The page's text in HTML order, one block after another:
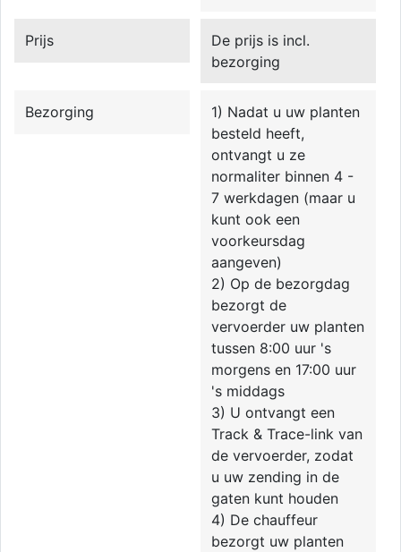
Prijs
De prijs is incl.
bezorging
Bezorging
1) Nadat u uw planten
besteld heeft,
ontvangt u ze
normaliter binnen 4 -
7 werkdagen (maar u
kunt ook een
voorkeursdag
aangeven)
2) Op de bezorgdag
bezorgt de
vervoerder uw planten
tussen 8:00 uur 's
morgens en 17:00 uur
's middags
3) U ontvangt een
Track & Trace-link van
de vervoerder, zodat
u uw zending in de
gaten kunt houden
4) De chauffeur
bezorgt uw planten